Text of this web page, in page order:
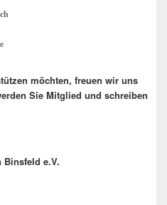
möchten, freuen wir uns
Sie Mitglied und schreiben
Binsfeld e.V.